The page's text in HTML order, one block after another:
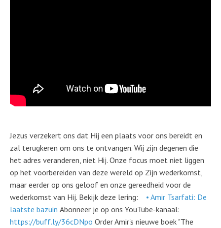
Jezus verzekert ons dat Hij een plaats voor ons bereidt en
zal terugkeren om ons te ontvangen. Wij zijn degenen die
het adres veranderen, niet Hij. Onze focus moet niet liggen
op het voorbereiden van deze wereld op Zijn wederkomst,
maar eerder op ons geloof en onze gereedheid voor de
wederkomst van Hij. Bekijk deze lering:
• Amir Tsarfati: De
laatste bazuin Abonneer je op ons YouTube-kanaal:
https://buff.ly/36cDNpo Order Amir's nieuwe boek "The